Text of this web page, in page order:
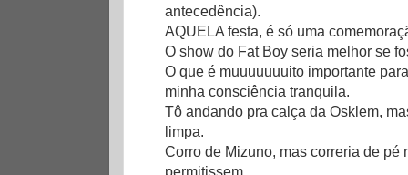
antecedência).
AQUELA festa, é só uma
O show do Fat Boy seria melhor se
O que é muuuuuuuito importante
minha consciência tranquila.
Tô andando pra calça da Osklem,
limpa.
Corro de Mizuno, mas correria de pé
permitissem.